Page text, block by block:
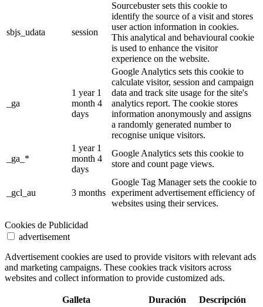
sbjs_udata session
Sourcebuster sets this cookie to
identify the source of a visit and stores
user action information in cookies.
This analytical and behavioural cookie
is used to enhance the visitor
experience on the website.
_ga
1 year 1
month 4
days
Google Analytics sets this cookie to
calculate visitor, session and campaign
data and track site usage for the site's
analytics report. The cookie stores
information anonymously and assigns
a randomly generated number to
recognise unique visitors.
_ga_*
1 year 1
month 4
days
Google Analytics sets this cookie to
store and count page views.
_gcl_au 3 months
Google Tag Manager sets the cookie to
experiment advertisement efficiency of
websites using their services.
Cookies de Publicidad
advertisement
Advertisement cookies are used to provide visitors with relevant ads
and marketing campaigns. These cookies track visitors across
websites and collect information to provide customized ads.
Galleta Duración Descripción